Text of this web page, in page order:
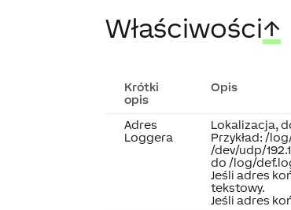
Właściwości↑
Krótki
opis
Opis
Adres
Loggera
Lokalizacja,
Przykład: /
/dev/udp/
do /log/
Jeśli adres
tekstowy.
Jeśli adres